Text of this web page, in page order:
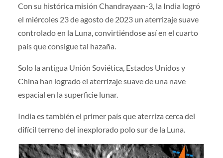
Con su histórica misión Chandrayaan-3, la India logró
el miércoles 23 de agosto de 2023 un aterrizaje suave
controlado en la Luna, convirtiéndose así en el cuarto
país que consigue tal hazaña.
Solo la antigua Unión Soviética, Estados Unidos y
China han logrado el aterrizaje suave de una nave
espacial en la superficie lunar.
India es también el primer país que aterriza cerca del
difícil terreno del inexplorado polo sur de la Luna.